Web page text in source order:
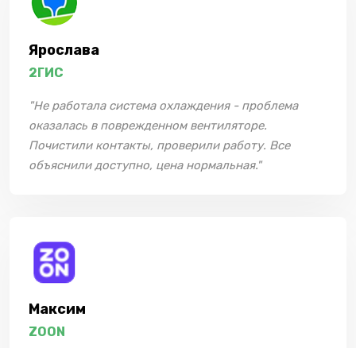
Ярослава
2ГИС
"Не работала система охлаждения - проблема
оказалась в поврежденном вентиляторе.
Почистили контакты, проверили работу. Все
объяснили доступно, цена нормальная."
Максим
ZOON